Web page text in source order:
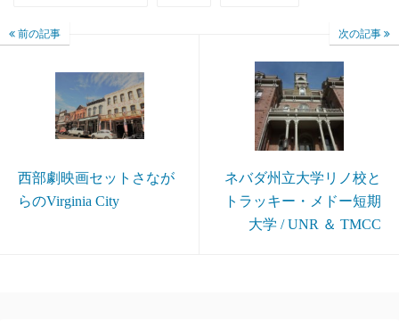
前の記事
西部劇映画セットさなが
らのVirginia City
次の記事
ネバダ州立大学リノ校と
トラッキー・メドー短期
大学 / UNR ＆ TMCC